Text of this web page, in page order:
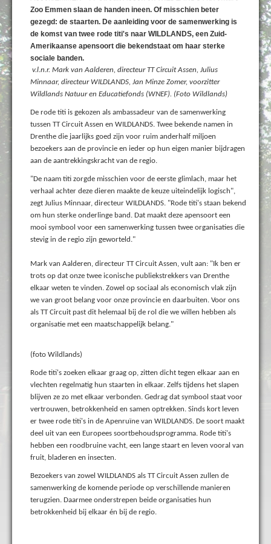
Zoo Emmen slaan de handen ineen. Of misschien beter
gezegd: de staarten. De aanleiding voor de samenwerking is
de komst van twee rode titi's naar WILDLANDS, een Zuid-
Amerikaanse apensoort die bekendstaat om haar sterke
sociale banden.
v.l.n.r. Mark van Aalderen, directeur TT Circuit Assen, Julius
Minnaar, directeur WILDLANDS, Jan Minze Zomer, voorzitter
Wildlands Natuur en Educatiefonds (WNEF). (Foto Wildlands)
De rode titi is gekozen als ambassadeur van de samenwerking
tussen TT Circuit Assen en WILDLANDS. Twee bekende namen in
Drenthe die jaarlijks goed zijn voor ruim anderhalf miljoen
bezoekers aan de provincie en ieder op hun eigen manier bijdragen
aan de aantrekkingskracht van de regio.
"De naam titi zorgde misschien voor de eerste glimlach, maar het
verhaal achter deze dieren maakte de keuze uiteindelijk logisch",
zegt Julius Minnaar, directeur WILDLANDS. "Rode titi's staan bekend
om hun sterke onderlinge band. Dat maakt deze apensoort een
mooi symbool voor een samenwerking tussen twee organisaties die
stevig in de regio zijn geworteld."
Mark van Aalderen, directeur TT Circuit Assen, vult aan: "Ik ben er
trots op dat onze twee iconische publiekstrekkers van Drenthe
elkaar weten te vinden. Zowel op sociaal als economisch vlak zijn
we van groot belang voor onze provincie en daarbuiten. Voor ons
als TT Circuit past dit helemaal bij de rol die we willen hebben als
organisatie met een maatschappelijk belang."
(foto Wildlands)
Rode titi's zoeken elkaar graag op, zitten dicht tegen elkaar aan en
vlechten regelmatig hun staarten in elkaar. Zelfs tijdens het slapen
blijven ze zo met elkaar verbonden. Gedrag dat symbool staat voor
vertrouwen, betrokkenheid en samen optrekken. Sinds kort leven
er twee rode titi's in de Apenruïne van WILDLANDS. De soort maakt
deel uit van een Europees soortbehoudsprogramma. Rode titi's
hebben een roodbruine vacht, een lange staart en leven vooral van
fruit, bladeren en insecten.
Bezoekers van zowel WILDLANDS als TT Circuit Assen zullen de
samenwerking de komende periode op verschillende manieren
terugzien. Daarmee onderstrepen beide organisaties hun
betrokkenheid bij elkaar én bij de regio.